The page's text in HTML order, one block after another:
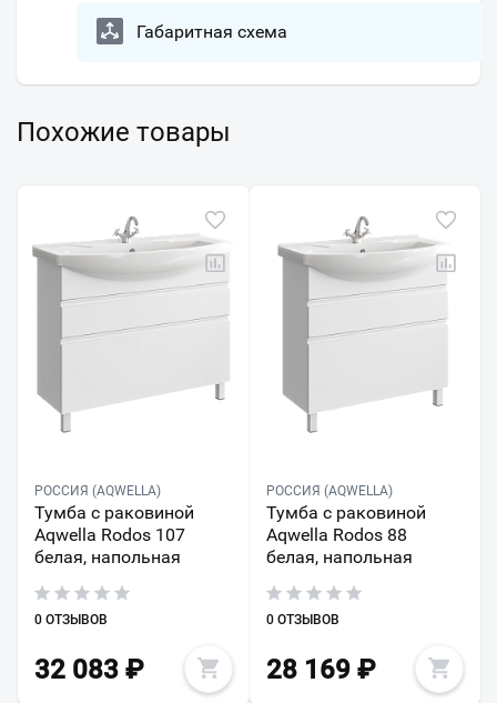
Габаритная схема
Похожие товары
РОССИЯ (AQWELLA)
Тумба с раковиной
Aqwella Rodos 107
белая, напольная
0 ОТЗЫВОВ
32 083 ₽
РОССИЯ (AQWELLA)
Тумба с раковиной
Aqwella Rodos 88
белая, напольная
0 ОТЗЫВОВ
28 169₽